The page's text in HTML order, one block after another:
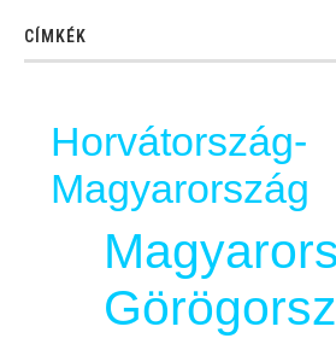
CÍMKÉK
Horvátország-
Magyarország